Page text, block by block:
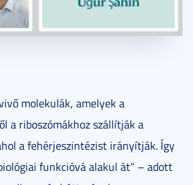
molekulák, amelyek a
a riboszómákhoz szállítják a
a fehérjeszintézist irányítják. Így
funkcióvá alakul át” – adott